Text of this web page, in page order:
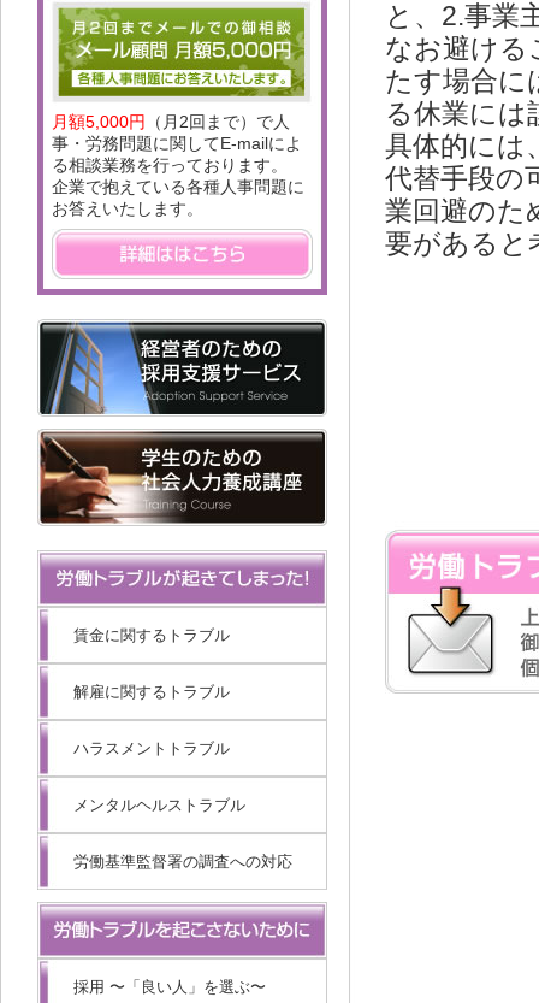
月額5,000円
（月2回まで）で人
事・労務問題に関してE-mailによ
る相談業務を行っております。
企業で抱えている各種人事問題に
お答えいたします。
賃金に関するトラブル
解雇に関するトラブル
ハラスメントトラブル
メンタルヘルストラブル
労働基準監督署の調査への対応
採用 〜「良い人」を選ぶ〜
と、2.事業
なお避ける
たす場合に
る休業には
具体的には
代替手段の
業回避のた
要があると